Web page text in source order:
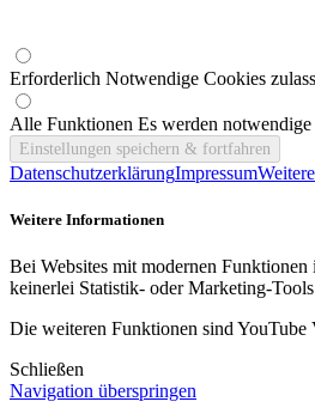
Erforderlich Notwendige Cookies
Alle Funktionen Es werden
DatenschutzerklärungImpressum
Weitere Informationen
Bei Websites mit modernen
keinerlei Statistik- oder Marketing-
Die weiteren Funktionen sind
Schließen
Navigation überspringen